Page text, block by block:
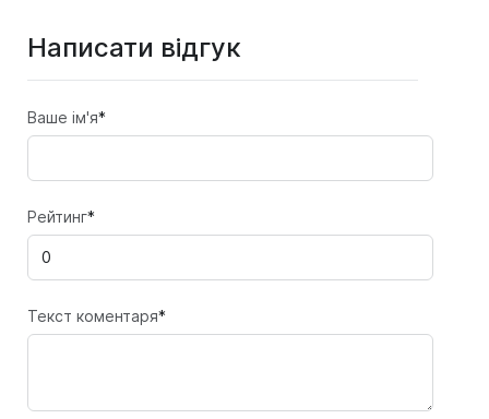
Написати відгук
Ваше ім'я*
Рейтинг*
Текст коментаря*